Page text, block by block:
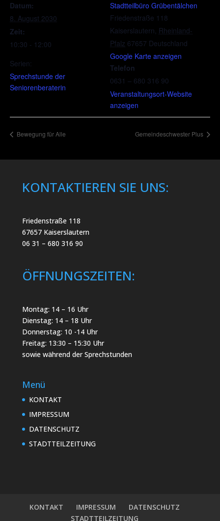
Datum:
8. August 2030
Zeit:
10:30 - 12:00
Serien:
Sprechstunde der
Seniorenberaterin
Stadtteilbüro Grübentälchen
Friedenstraße 118
Kaiserslautern, Rheinland-
Pfalz 67657 Deutschland
Google Karte anzeigen
Telefon
0631 – 680 316 90
Veranstaltungsort-Website
anzeigen
Bewegung für Alle Gemeindeschwester Plus
KONTAKTIEREN SIE UNS:
Friedenstraße 118
67657 Kaiserslautern
06 31 – 680 316 90
ÖFFNUNGSZEITEN:
Montag: 14 – 16 Uhr
Dienstag: 14 – 18 Uhr
Donnerstag: 10 -14 Uhr
Freitag: 13:30 – 15:30 Uhr
sowie während der Sprechstunden
Menü
KONTAKT
IMPRESSUM
DATENSCHUTZ
STADTTEILZEITUNG
KONTAKT IMPRESSUM
DATENSCHUTZ
STADTTEILZEITUNG